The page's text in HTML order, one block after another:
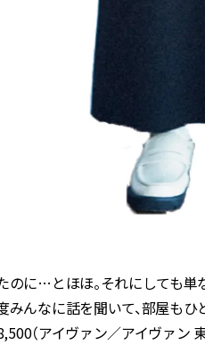
のに…とほほ。それにしても
みんなに話を聞いて、部屋も
（アイヴァン／アイヴァン